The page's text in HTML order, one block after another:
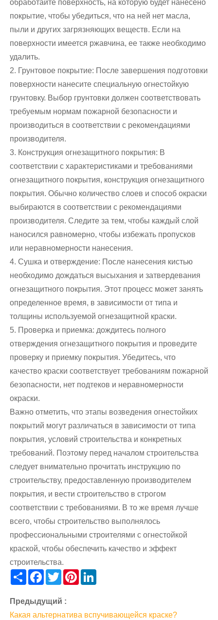
обработайте поверхность, на которую будет нанесено
покрытие, чтобы убедиться, что на ней нет масла,
пыли и других загрязняющих веществ. Если на
поверхности имеется ржавчина, ее также необходимо
удалить.
2. Грунтовое покрытие: После завершения подготовки
поверхности нанесите специальную огнестойкую
грунтовку. Выбор грунтовки должен соответствовать
требуемым нормам пожарной безопасности и
производиться в соответствии с рекомендациями
производителя.
3. Конструкция огнезащитного покрытия: В
соответствии с характеристиками и требованиями
огнезащитного покрытия, конструкция огнезащитного
покрытия. Обычно количество слоев и способ окраски
выбираются в соответствии с рекомендациями
производителя. Следите за тем, чтобы каждый слой
наносился равномерно, чтобы избежать пропусков
или неравномерности нанесения.
4. Сушка и отверждение: После нанесения кистью
необходимо дождаться высыхания и затвердевания
огнезащитного покрытия. Этот процесс может занять
определенное время, в зависимости от типа и
толщины используемой огнезащитной краски.
5. Проверка и приемка: дождитесь полного
отверждения огнезащитного покрытия и проведите
проверку и приемку покрытия. Убедитесь, что
качество краски соответствует требованиям пожарной
безопасности, нет подтеков и неравномерности
окраски.
Важно отметить, что этапы возведения огнестойких
покрытий могут различаться в зависимости от типа
покрытия, условий строительства и конкретных
требований. Поэтому перед началом строительства
следует внимательно прочитать инструкцию по
строительству, предоставленную производителем
покрытия, и вести строительство в строгом
соответствии с требованиями. В то же время лучше
всего, чтобы строительство выполнялось
профессиональными строителями с огнестойкой
краской, чтобы обеспечить качество и эффект
строительства.
Share Facebook
TwitterPinterest
Предыдущий :
Какая альтернатива вспучивающейся краске?